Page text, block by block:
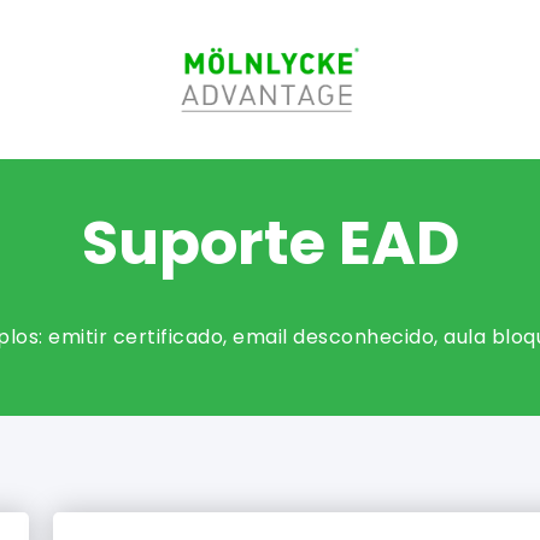
Suporte EAD
emitir certificado, email desconhecido, aula